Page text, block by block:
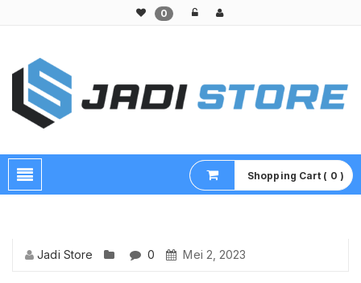
0
Shopping Cart ( 0 )
Jadi Store 0 Mei 2, 2023